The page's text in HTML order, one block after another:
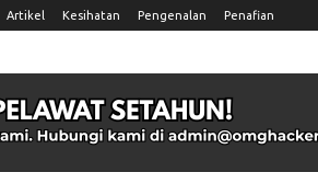
Artikel Kesihatan Pengenalan Penafian